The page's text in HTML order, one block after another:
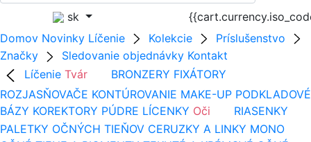
sk
Domov Novinky Líčenie Kolekcie
Príslušenstvo
Značky
Sledovanie objednávky Kontakt
Líčenie Tvár BRONZERY FIXÁTORY
ROZJASŇOVAČE KONTÚROVANIE MAKE-UP PODKLADOVÉ
BÁZY KOREKTORY PÚDRE LÍCENKY Oči
RIASENKY
PALETKY OČNÝCH TIEŇOV CERUZKY A LINKY MONO